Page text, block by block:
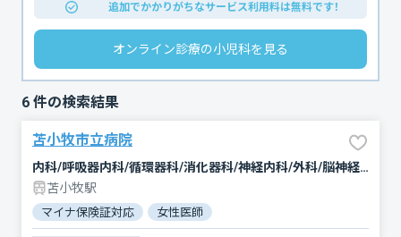
追加でかかりがちなサービス利用料は無料です！
オンライン診療の小児科を見る
6 件の検索結果
苫小牧市立病院
内科/呼吸器内科/循環器科/消化器科/神経内科/外科/脳神経外科/整形外科/形成外科/小児科/新生児科/産婦人科/眼科/耳鼻咽喉科/皮膚科/泌尿器科/歯科/歯科口腔外科/リハビリテーション/放射線科/臨床検査・病理診断/麻酔科
苫小牧駅
マイナ保険証対応 女性医師